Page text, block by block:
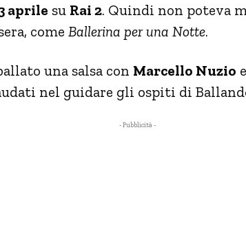
aprile su Rai 2. Quindi non poteva
come Ballerina per una Notte.
una salsa con Marcello Nuzio e
nel guidare gli ospiti di
- Pubblicità -